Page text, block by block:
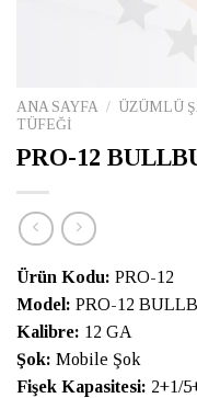
ANA SAYFA / ÜZÜMLÜ
TÜFEĞİ
PRO-12
Ürün Kodu: PRO-12
Model: PRO-12
Kalibre: 12 GA
Şok: Mobile Şok
Fişek Kapasitesi: 2+1/